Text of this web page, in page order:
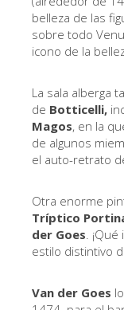
ES
belleza de las
sobre todo
icono de la
La sala alberga
de Botticelli,
Magos, en la
de algunos
el auto-retrato
Otra enorme
Tríptico
der Goes.
estilo distintivo
Van der Goes